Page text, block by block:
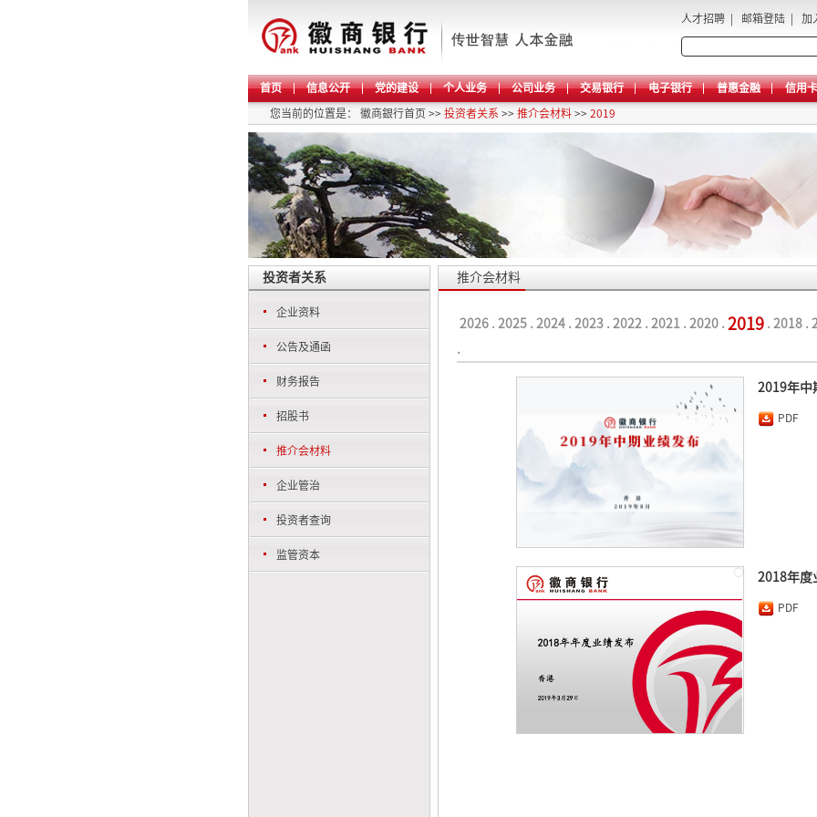
人才招聘 邮箱登陆 加
首页 信息公开 党的建设 个人业务 公司业务 交易银行 电子银行 普惠金融 信用卡
您当前的位置是： 徽商銀行首页 >> 投资者关系 >> 推介会材料 >> 2019
投资者关系
企业资料
公告及通函
财务报告
招股书
推介会材料
企业管治
投资者查询
监管资本
推介会材料
2026 . 2025 . 2024 . 2023 . 2022 . 2021 . 2020 . 2019 . 2018 .
.
2019年中
PDF
2018年度
PDF